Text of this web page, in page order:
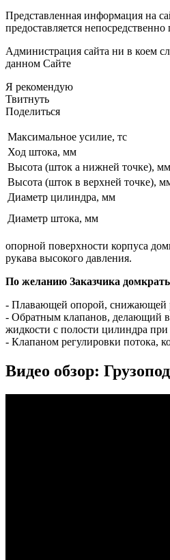
Представленная информация на
предоставляется
Администрация сайта ни в коем
данном Сайте
Я рекомендую
Твитнуть
Поделиться
Максимальное усилие, тс
Ход штока, мм
Высота (шток а нижней точке), мм
Высота (шток в верхней точке),
Диаметр цилиндра, мм
Диаметр штока, мм
опорной поверхности корпуса
рукава высокого давления.
По желанию Заказчика
- Плавающей опорой, снижающей
- Обратным клапанов, делающий
жидкости с полости цилиндра при
- Клапаном регулировки потока,
Видео обзор: